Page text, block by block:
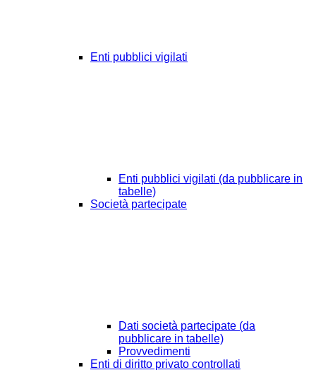
Enti pubblici vigilati
Enti pubblici vigilati (da pubblicare in
tabelle)
Società partecipate
Dati società partecipate (da
pubblicare in tabelle)
Provvedimenti
Enti di diritto privato controllati